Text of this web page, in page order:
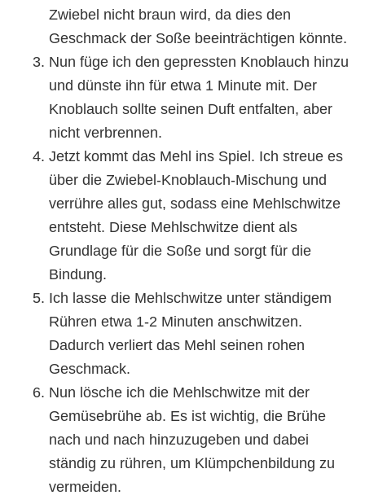
Zwiebel nicht braun wird, da dies den
Geschmack der Soße beeinträchtigen könnte.
Nun füge ich den gepressten Knoblauch hinzu
und dünste ihn für etwa 1 Minute mit. Der
Knoblauch sollte seinen Duft entfalten, aber
nicht verbrennen.
Jetzt kommt das Mehl ins Spiel. Ich streue es
über die Zwiebel-Knoblauch-Mischung und
verrühre alles gut, sodass eine Mehlschwitze
entsteht. Diese Mehlschwitze dient als
Grundlage für die Soße und sorgt für die
Bindung.
Ich lasse die Mehlschwitze unter ständigem
Rühren etwa 1-2 Minuten anschwitzen.
Dadurch verliert das Mehl seinen rohen
Geschmack.
Nun lösche ich die Mehlschwitze mit der
Gemüsebrühe ab. Es ist wichtig, die Brühe
nach und nach hinzuzugeben und dabei
ständig zu rühren, um Klümpchenbildung zu
vermeiden.